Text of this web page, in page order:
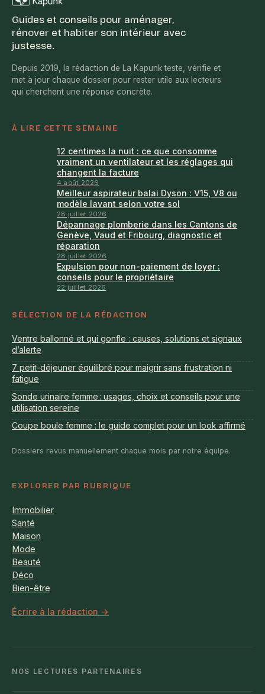
Guides et conseils pour aménager,
rénover et habiter son intérieur avec
justesse.
Depuis 2019, la rédaction de La Kapunk teste, vérifie et
met à jour chaque dossier pour rester utile aux lecteurs
qui cherchent une réponse concrète.
À LIRE CETTE SEMAINE
12 centimes la nuit : ce que consomme
vraiment un ventilateur et les réglages qui
changent la facture
4 août 2026
Meilleur aspirateur balai Dyson : V15, V8 ou
modèle lavant selon votre sol
28 juillet 2026
Dépannage plomberie dans les Cantons de
Genève, Vaud et Fribourg, diagnostic et
réparation
28 juillet 2026
Expulsion pour non-paiement de loyer :
conseils pour le propriétaire
22 juillet 2026
SÉLECTION DE LA RÉDACTION
Ventre ballonné et qui gonfle : causes, solutions et signaux
d’alerte
7 petit-déjeuner équilibré pour maigrir sans frustration ni
fatigue
Sonde urinaire femme : usages, choix et conseils pour une
utilisation sereine
Coupe boule femme : le guide complet pour un look affirmé
Dossiers revus manuellement chaque mois par notre équipe.
EXPLORER PAR RUBRIQUE
Immobilier
Santé
Maison
Mode
Beauté
Déco
Bien-être
Écrire à la rédaction →
NOS LECTURES PARTENAIRES